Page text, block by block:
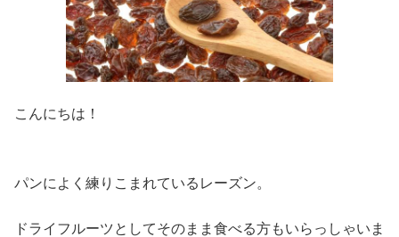
こんにちは！
パンによく練りこまれているレーズン。
ドライフルーツとしてそのまま食べる方もいらっしゃいま